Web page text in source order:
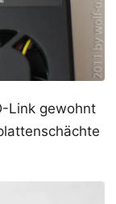
Link gewohnt